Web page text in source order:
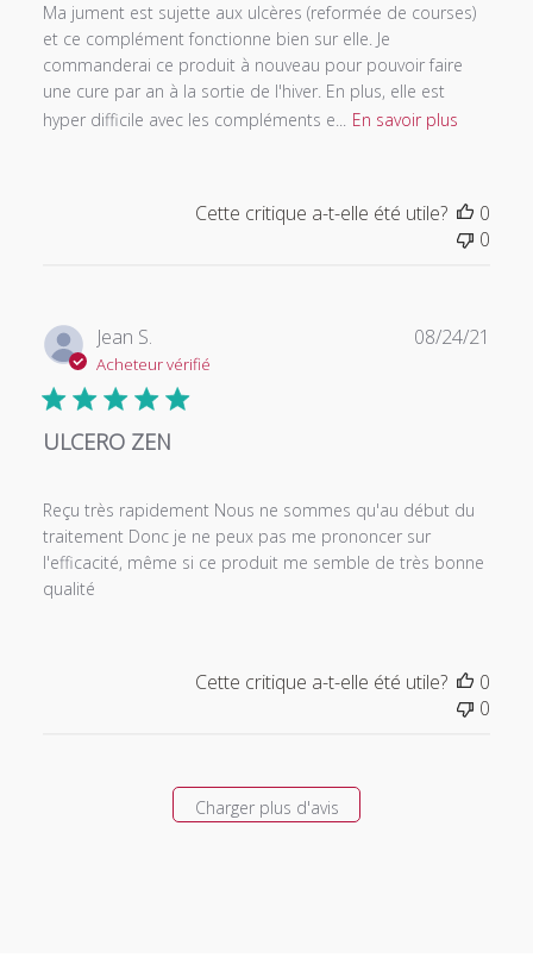
Ma jument est sujette aux ulcères (reformée de courses)
et ce complément fonctionne bien sur elle. Je
commanderai ce produit à nouveau pour pouvoir faire
une cure par an à la sortie de l'hiver. En plus, elle est
hyper difficile avec les compléments e...
En savoir plus
Cette critique a-t-elle été utile?
0
0
Jean S.
Acheteur vérifié
ULCERO ZEN
Reçu très rapidement Nous ne sommes qu'au début du
traitement Donc je ne peux pas me prononcer sur
l'efficacité, même si ce produit me semble de très bonne
qualité
08/24/21
Cette critique a-t-elle été utile?
0
0
Charger plus d'avis